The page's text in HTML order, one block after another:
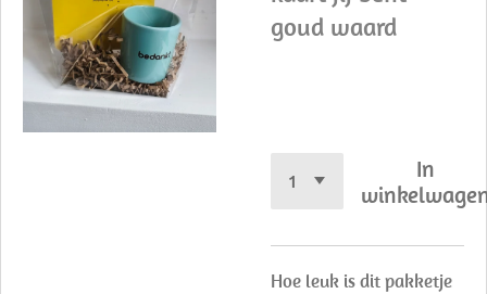
goud waard
In
Hoe leuk is dit pakketje